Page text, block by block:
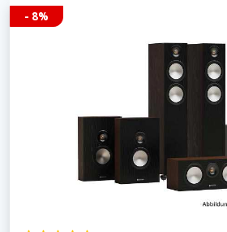
- 8%